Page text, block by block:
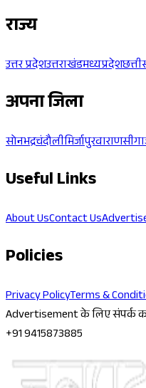
राज्य
उत्तर प्रदेशउत्तराखंडमध्यप्रदेश
अपना जिला
सोनभद्रचंदौलीमिर्जापुरवाराणसी
Useful Links
About UsContact Us
Policies
Privacy PolicyTerms &
Advertisement के लिए संपर्क
+91 9415873885